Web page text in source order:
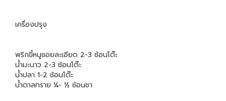
เครื่องปรุง
พริกขี้หนูซอยละเอียด 2-3 ช้อนโต๊ะ
น้ำมะนาว 2-3 ช้อนโต๊ะ
น้ำปลา 1-2 ช้อนโต๊ะ
น้ำตาลทราย ¼- ½ ช้อนชา